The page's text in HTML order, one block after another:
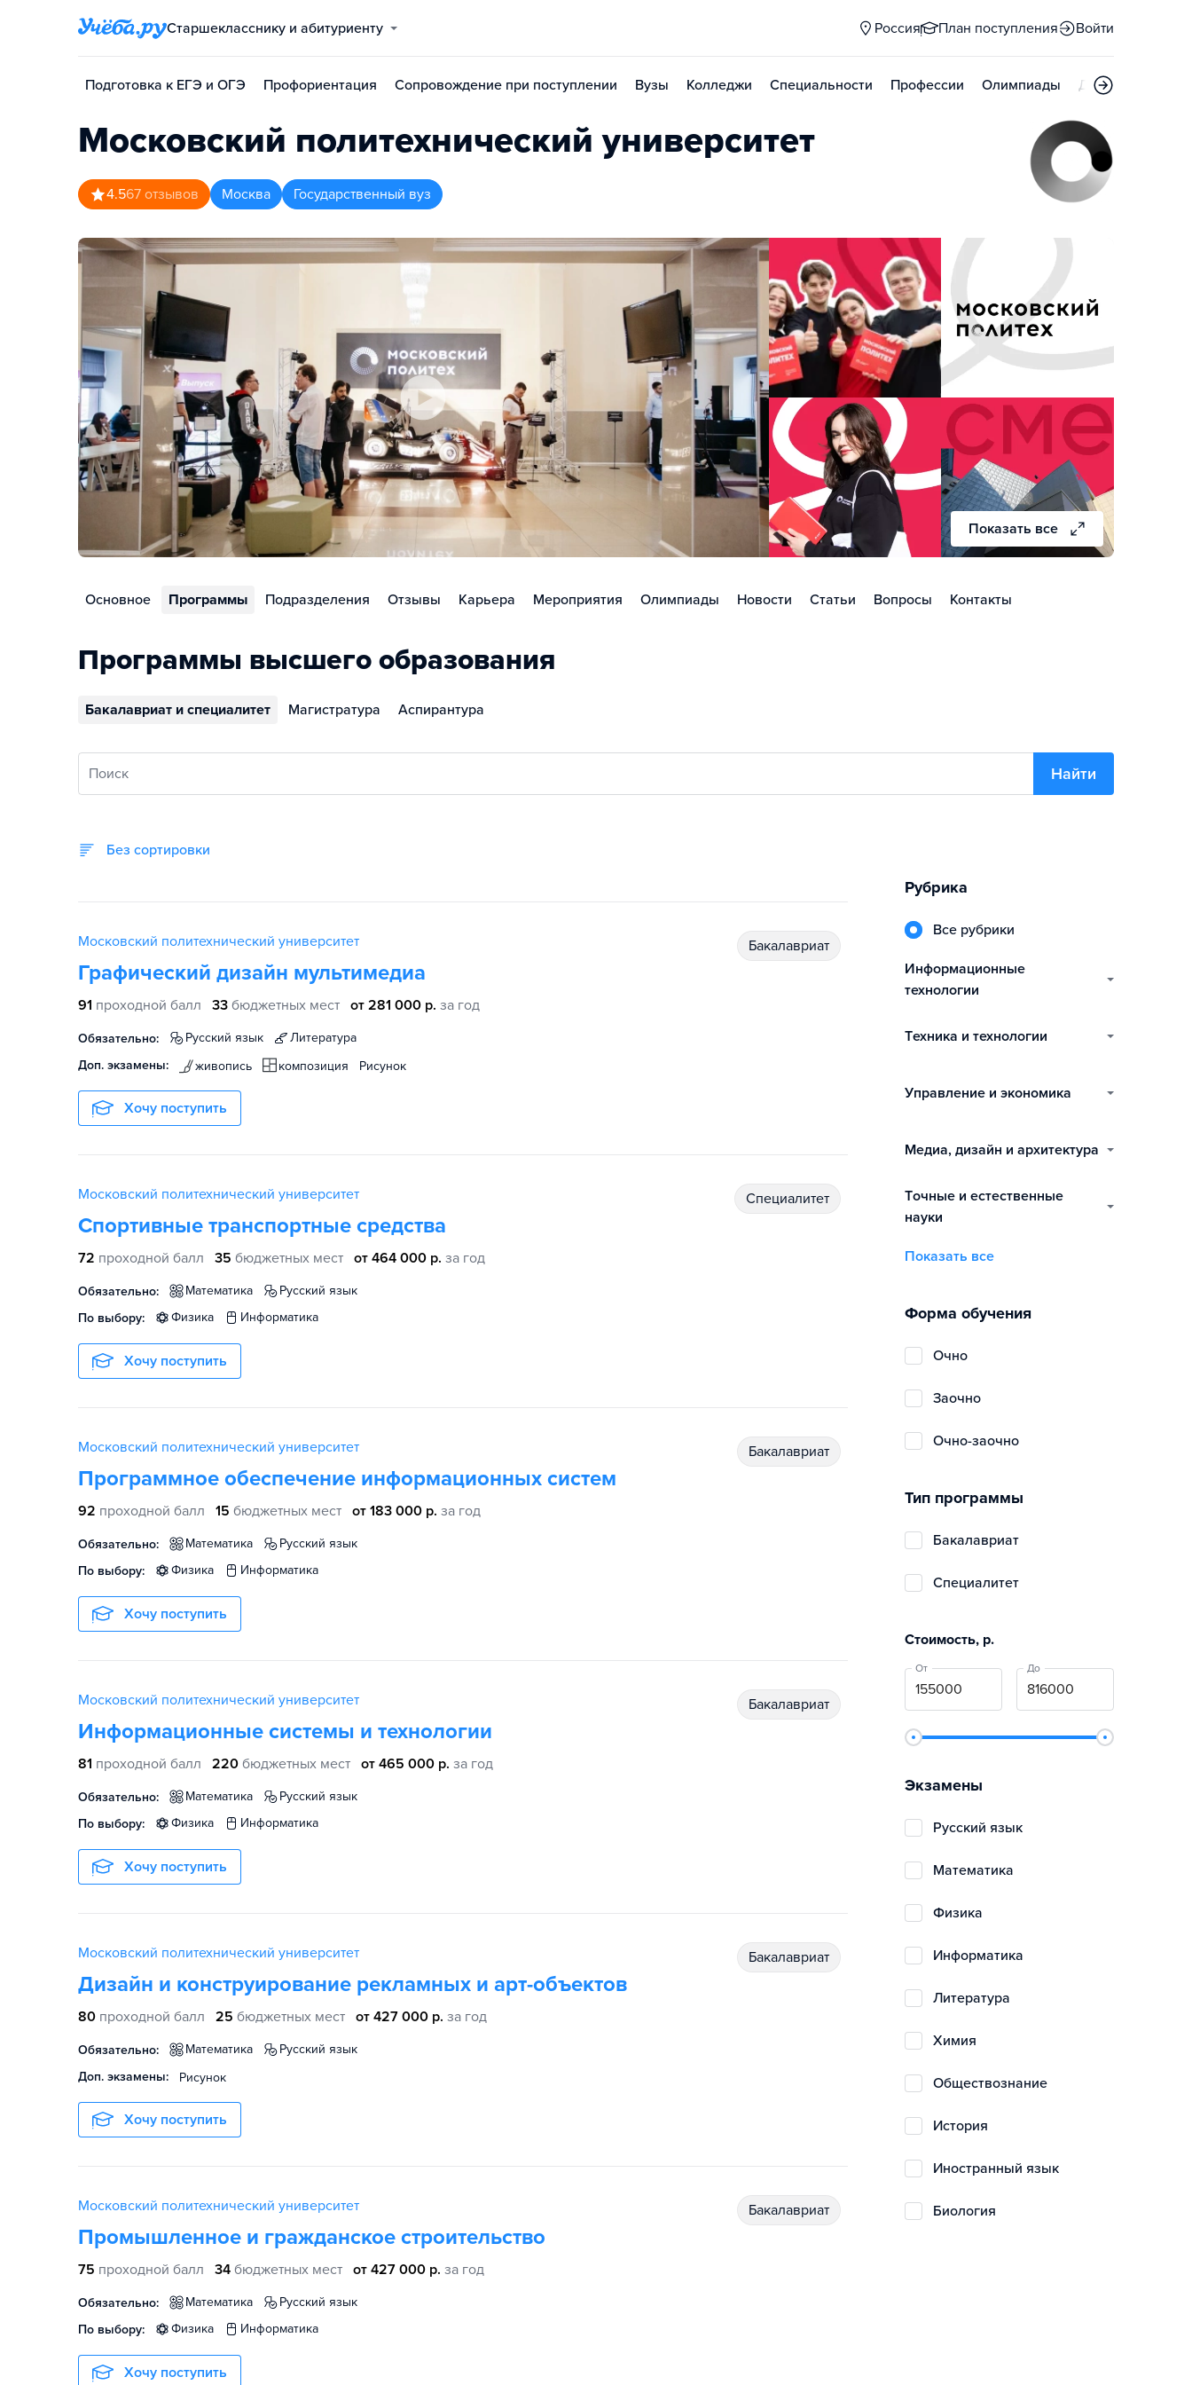
Старшекласснику и абитуриенту Россия План поступления Войти
Подготовка к ЕГЭ и ОГЭ Профориентация Сопровождение при поступлении Вузы Колледжи Специальности Профессии Олимпиады Дни открытых
Московский политехнический университет
4.567 отзывов Москва Государственный вуз
Показать все
Основное Программы Подразделения Отзывы Карьера Мероприятия Олимпиады Новости Статьи Вопросы Контакты
Программы высшего образования
Бакалавриат и специалитет Магистратура Аспирантура
Поиск Найти
Без сортировки
Московский политехнический университет
Графический дизайн мультимедиа
91 проходной балл 33 бюджетных мест от 281 000 р. за год
Обязательно: русский язык
литература
Доп. экзамены:
живопись композиция Рисунок
Хочу поступить
бакалавриат
Московский политехнический университет
Спортивные транспортные средства
72 проходной балл 35 бюджетных мест от 464 000 р. за год
Обязательно: математика
русский язык
По выбору:
физика информатика
Хочу поступить
специалитет
Московский политехнический университет
Программное обеспечение информационных систем
92 проходной балл 15 бюджетных мест от 183 000 р. за год
Обязательно: математика
русский язык
По выбору:
физика информатика
Хочу поступить
бакалавриат
Московский политехнический университет
Информационные системы и технологии
81 проходной балл 220 бюджетных мест от 465 000 р. за год
Обязательно: математика
русский язык
По выбору:
физика информатика
Хочу поступить
бакалавриат
Московский политехнический университет
Дизайн и конструирование рекламных и арт-объектов
80 проходной балл 25 бюджетных мест от 427 000 р. за год
Обязательно: математика
русский язык
Доп. экзамены:
Рисунок
Хочу поступить
бакалавриат
Московский политехнический университет
Промышленное и гражданское строительство
75 проходной балл 34 бюджетных мест от 427 000 р. за год
Обязательно: математика
русский язык
По выбору:
физика информатика
Хочу поступить
бакалавриат
Рубрика
Все рубрики
информационные
технологии
техника и технологии
управление и экономика
медиа, дизайн и архитектура
точные и естественные
науки
Показать все
Форма обучения
очно
заочно
очно-заочно
Тип программы
бакалавриат
специалитет
Стоимость, р.
От До
Экзамены
русский язык
математика
физика
информатика
литература
химия
обществознание
история
иностранный язык
биология